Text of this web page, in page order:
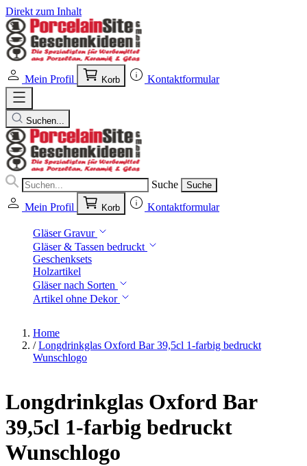
Direkt zum Inhalt
Mein Profil Korb Kontaktformular
Suchen...
Suche Suche
Mein Profil Korb Kontaktformular
Gläser Gravur
Gläser & Tassen bedruckt
Geschenksets
Holzartikel
Gläser nach Sorten
Artikel ohne Dekor
Home
/ Longdrinkglas Oxford Bar 39,5cl 1-farbig bedruckt
Wunschlogo
Longdrinkglas Oxford Bar
39,5cl 1-farbig bedruckt
Wunschlogo